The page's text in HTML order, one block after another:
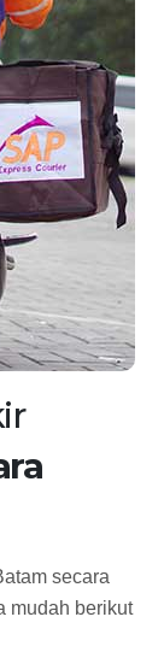
secara
mudah berikut